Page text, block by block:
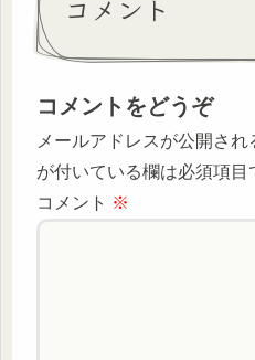
コメント
コメントをどうぞ
メールアドレスが公開され
が付いている欄は必須項目
コメント ※